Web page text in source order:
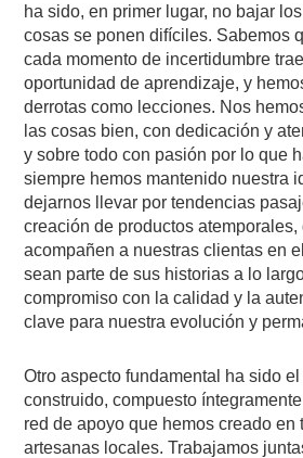
ha sido, en primer lugar, no bajar
cosas se ponen difíciles. Sabemos
cada momento de incertidumbre
oportunidad de aprendizaje, y
derrotas como lecciones. Nos
las cosas bien, con dedicación y
y sobre todo con pasión por lo que
siempre hemos mantenido nuestra
dejarnos llevar por tendencias
creación de productos atemporales,
acompañen a nuestras clientas en
sean parte de sus historias a lo
compromiso con la calidad y la
clave para nuestra evolución y
Otro aspecto fundamental ha sido
construido, compuesto
red de apoyo que hemos creado en
artesanas locales. Trabajamos